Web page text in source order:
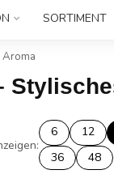
SORTIMENT
Aroma
6 12
36
48